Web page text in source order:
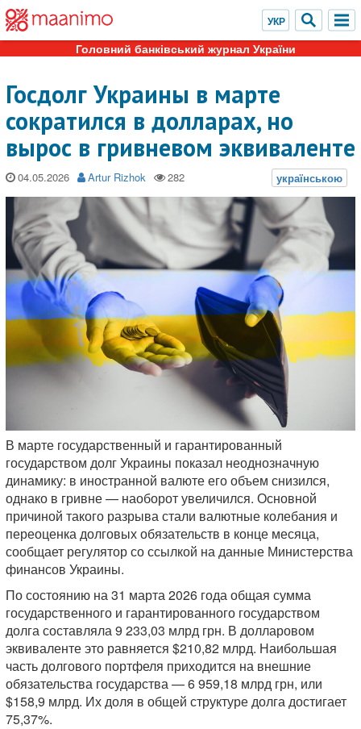
Головний банківський журнал України
Госдолг Украины в марте
сократился в долларах, но
вырос в гривневом эквиваленте
04.05.2026 Artur Rizhok
В марте государственный и гарантированный
государством долг Украины показал неоднозначную
динамику: в иностранной валюте его объем снизился,
однако в гривне — наоборот увеличился. Основной
причиной такого разрыва стали валютные колебания и
переоценка долговых обязательств в конце месяца,
сообщает регулятор со ссылкой на данные Министерства
финансов Украины.
По состоянию на 31 марта 2026 года общая сумма
государственного и гарантированного государством
долга составляла 9 233,03 млрд грн. В долларовом
эквиваленте это равняется $210,82 млрд. Наибольшая
часть долгового портфеля приходится на внешние
обязательства государства — 6 959,18 млрд грн, или
$158,9 млрд. Их доля в общей структуре долга достигает
75,37%.